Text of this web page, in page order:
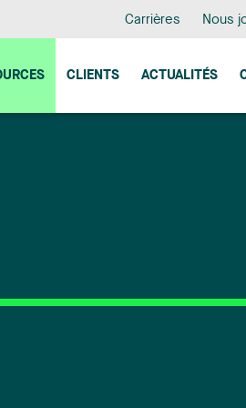
Carrières Nous
CLIENTS ACTUALITÉS